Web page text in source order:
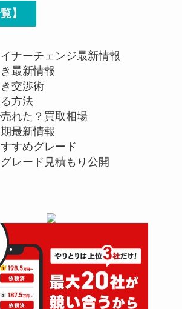
】
ナーチェンジ最新情報
最新情報
交渉術
方法
れた？買取相場
最新情報
すめグレード
レード見積もり公開